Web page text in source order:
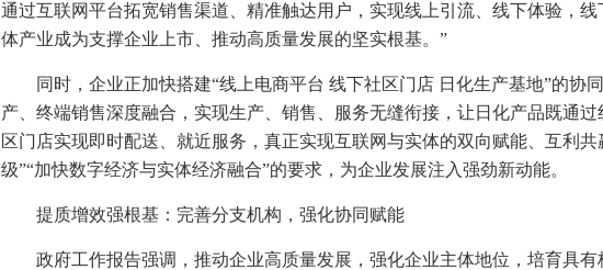
通过互联网平台拓宽销售渠道、精准触达用户，实现线上引流、线下体验，
体产业成为支撑企业上市、推动高质量发展的坚实根基。”
同时，企业正加快搭建“线上电商平台 线下社区门店 日化生产基地”的协
产、终端销售深度融合，实现生产、销售、服务无缝衔接，让日化产品既通
区门店实现即时配送、就近服务，真正实现互联网与实体的双向赋能、互利
级”“加快数字经济与实体经济融合”的要求，为企业发展注入强劲新动能。
提质增效强根基：完善分支机构，强化协同赋能
政府工作报告强调，推动企业高质量发展，强化企业主体地位，培育具